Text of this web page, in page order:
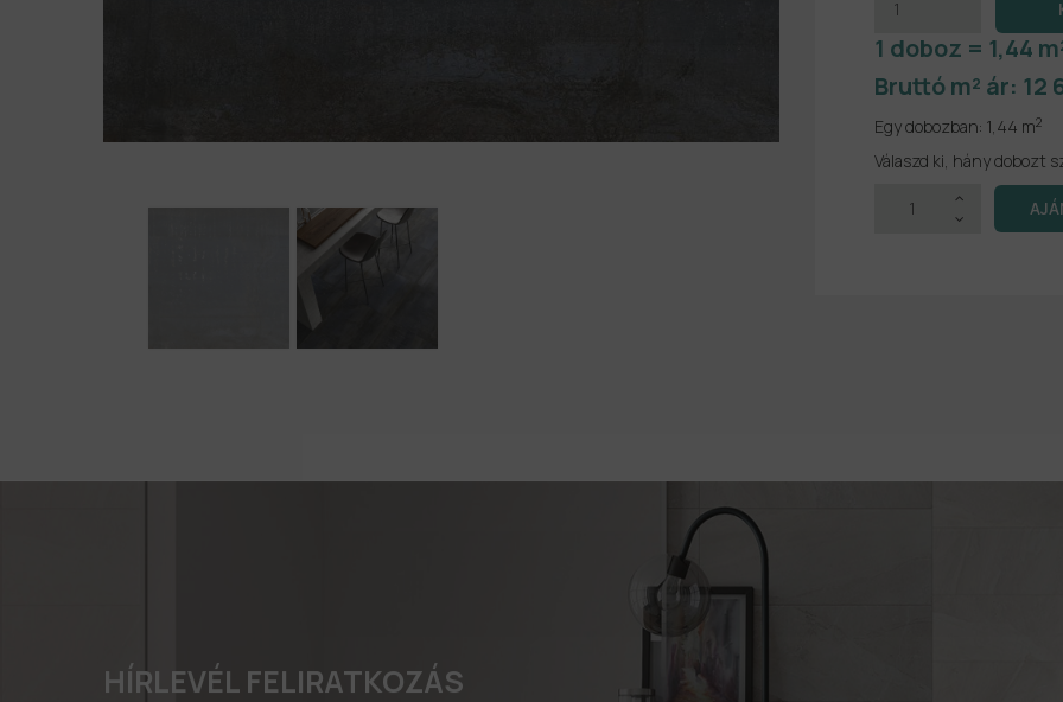
1 doboz = 1,44
Bruttó m² ár: 12
Egy dobozban: 1,44 m2
Válaszd ki, hány dobozt
HÍRLEVÉL FELIRATKOZÁS